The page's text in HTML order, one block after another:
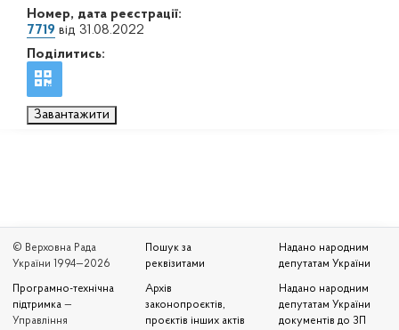
Номер, дата реєстрації:
7719 від 31.08.2022
Поділитись:
Завантажити
© Верховна Рада
України 1994—2026
Програмно-технічна
підтримка —
Управління
Пошук за
реквізитами
Архів
законопроєктів,
проєктів інших актів
Надано народним
депутатам України
Надано народним
депутатам України
документів до ЗП